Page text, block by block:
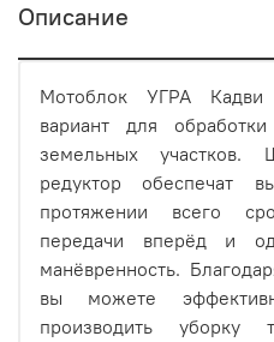
Описание
Мотоблок УГРА
вариант для
земельных
редуктор обеспечат
протяжении всего
передачи вперёд и
манёвренность.
вы можете
производить уборку